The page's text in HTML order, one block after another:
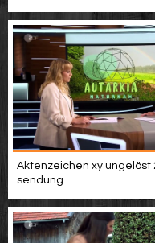
Aktenzeichen xy ungelöst
sendung